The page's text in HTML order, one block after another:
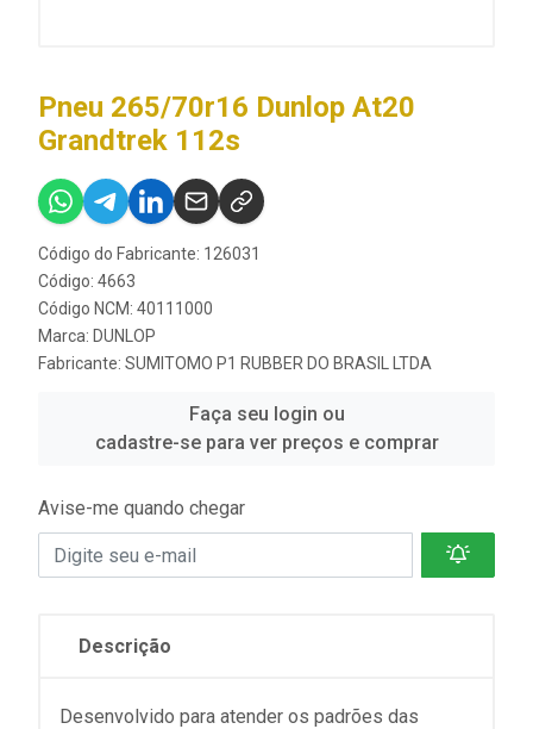
Pneu 265/70r16 Dunlop At20
Grandtrek 112s
Código do Fabricante: 126031
Código: 4663
Código NCM: 40111000
Marca: DUNLOP
Fabricante: SUMITOMO P1 RUBBER DO BRASIL LTDA
Faça seu login ou
cadastre-se para ver preços e comprar
Avise-me quando chegar
Descrição
Desenvolvido para atender os padrões das